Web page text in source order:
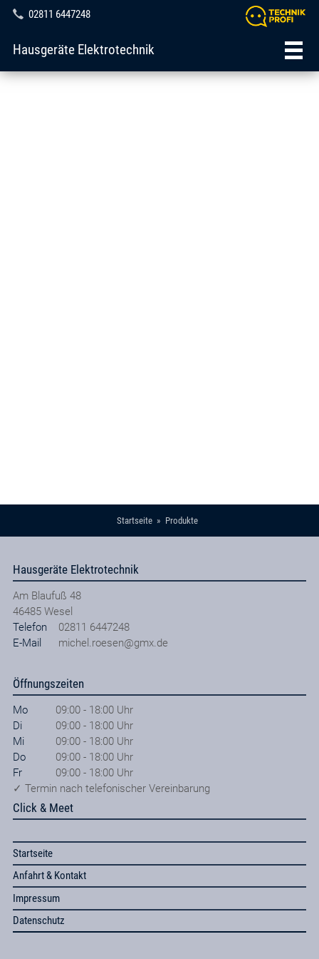
02811 6447248
Hausgeräte Elektrotechnik
Startseite Produkte
Hausgeräte Elektrotechnik
Am Blaufuß 48
46485 Wesel
Telefon
02811 6447248
E-Mail
michel.roesen@gmx.de
Öffnungszeiten
Mo
09:00 - 18:00 Uhr
Di
09:00 - 18:00 Uhr
Mi
09:00 - 18:00 Uhr
Do
09:00 - 18:00 Uhr
Fr
09:00 - 18:00 Uhr
✓ Termin nach telefonischer Vereinbarung
Click & Meet
Startseite
Anfahrt & Kontakt
Impressum
Datenschutz